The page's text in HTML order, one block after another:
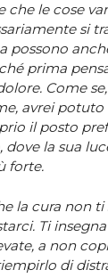
che le cose
si
possono
prima
Come
avrei potuto
il posto
dove la sua
forte.
la cura non ti
Ti
a non
di